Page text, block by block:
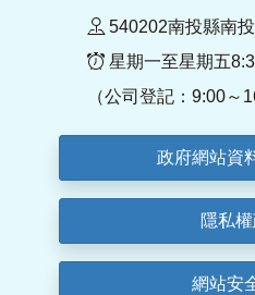
540202南投縣南
星期一至星期五
（公司登記：9:00～
政府網站資
隱私
網站安